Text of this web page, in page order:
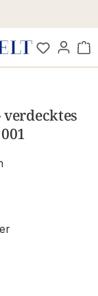
verdecktes